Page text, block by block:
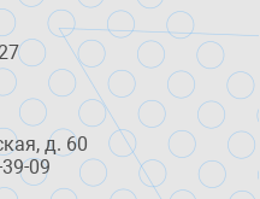
д. 60
09